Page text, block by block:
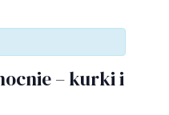
– kurki i